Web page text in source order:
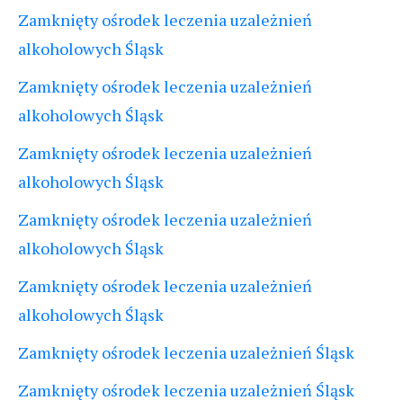
Zamknięty ośrodek leczenia uzależnień
alkoholowych Śląsk
Zamknięty ośrodek leczenia uzależnień
alkoholowych Śląsk
Zamknięty ośrodek leczenia uzależnień
alkoholowych Śląsk
Zamknięty ośrodek leczenia uzależnień
alkoholowych Śląsk
Zamknięty ośrodek leczenia uzależnień
alkoholowych Śląsk
Zamknięty ośrodek leczenia uzależnień Śląsk
Zamknięty ośrodek leczenia uzależnień Śląsk